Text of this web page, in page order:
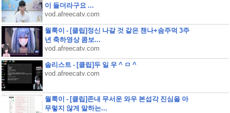
이 들더라구요 ...
vod.afreecatv.com
월룩이 - [클립]정신 나갈 것 같은 챈나+솜주먹 3주
년 축하영상 콤보...
vod.afreecatv.com
솔리스트 - [클립]두 일 우 ^ ㅁ ^
vod.afreecatv.com
월룩이 - [클립]존내 무서운 와우 본섭각 진심을 아
무렇지 않게 말하는...